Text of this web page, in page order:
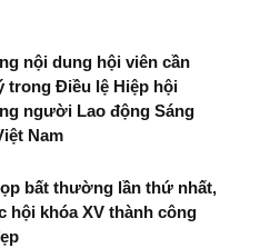
nội dung hội viên cần
trong Điều lệ Hiệp hội
người Lao động Sáng
Nam
bất thường lần thứ nhất,
hội khóa XV thành công